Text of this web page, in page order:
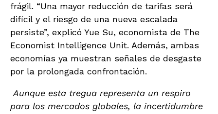
frágil. “Una mayor reducción de tarifas será
difícil y el riesgo de una nueva escalada
persiste”, explicó Yue Su, economista de The
Economist Intelligence Unit. Además, ambas
economías ya muestran señales de desgaste
por la prolongada confrontación.
Aunque esta tregua representa un respiro
para los mercados globales, la incertidumbre